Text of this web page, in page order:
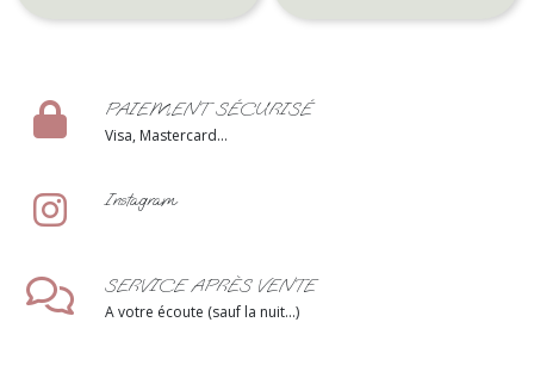
PAIEMENT SÉCURISÉ
Visa, Mastercard...
Instagram
SERVICE APRÈS VENTE
A votre écoute (sauf la nuit...)